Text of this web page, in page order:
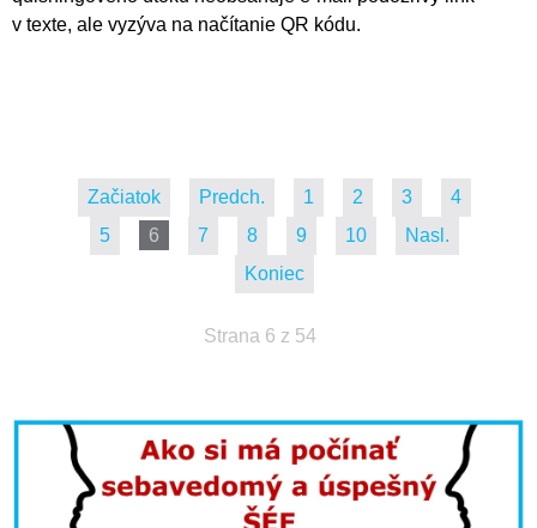
v texte, ale vyzýva na načítanie QR kódu.
Začiatok Predch. 1 2 3
4
5
6 7 8 9 10
Nasl.
Koniec
Strana 6 z 54